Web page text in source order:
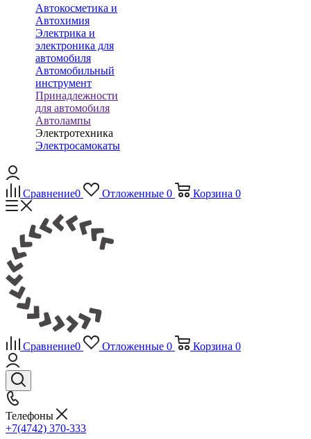
Автокосметика и
Автохимия
Электрика и
электроника для
автомобиля
Автомобильный
инструмент
Принадлежности
для автомобиля
Автолампы
Электротехника
Электросамокаты
Сравнение0 Отложенные 0 Корзина 0
Сравнение0 Отложенные 0 Корзина 0
Телефоны
+7(4742) 370-333